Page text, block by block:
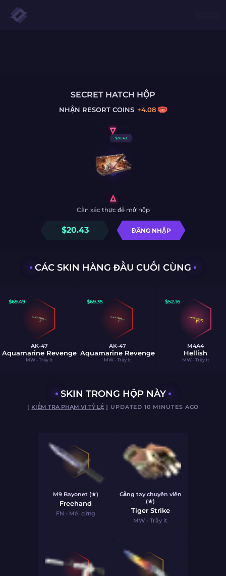
SECRET HATCH HỘP
NHẬN RESORT COINS +4.08
$20.43
$20.43 ĐĂNG NHẬP
Cần xác thực để mở hộp
CÁC SKIN HÀNG ĐẦU CUỐI CÙNG
$69.49
AK-47
Aquamarine Revenge
MW - Trầy ít
$69.35
AK-47
Aquamarine Revenge
MW - Trầy ít
$52.16
M4A4
Hellish
MW - Trầy ít
SKIN TRONG HỘP NÀY
[ KIỂM TRA PHẠM VI TỶ LỆ ] UPDATED 10 MINUTES AGO
M9 Bayonet (★)
Freehand
FN - Mới cứng
Găng tay chuyên viên
(★)
Tiger Strike
MW - Trầy ít